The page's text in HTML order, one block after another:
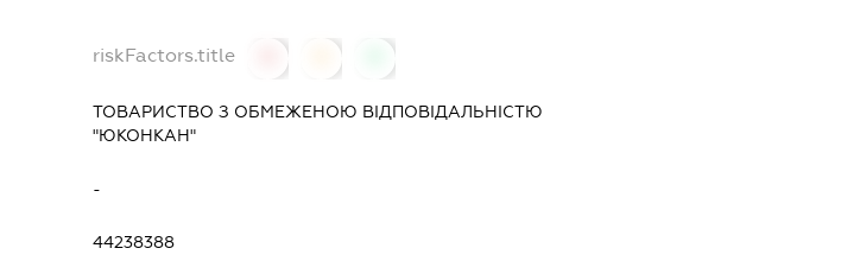
riskFactors.title
ТОВАРИСТВО З ОБМЕЖЕНОЮ ВІДПОВІДАЛЬНІСТЮ
"ЮКОНКАН"
-
44238388